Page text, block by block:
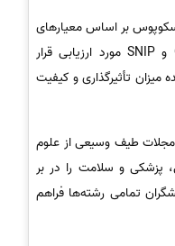
بر اساس معیارهای
سنجش علمی چون CiteScore، SJR و SNIP مورد ارزیابی قرار
میزان تأثیرگذاری و کیفیت
طیف وسیعی از علوم
پزشکی و سلامت را در بر
تمامی رشته‌ها فراهم